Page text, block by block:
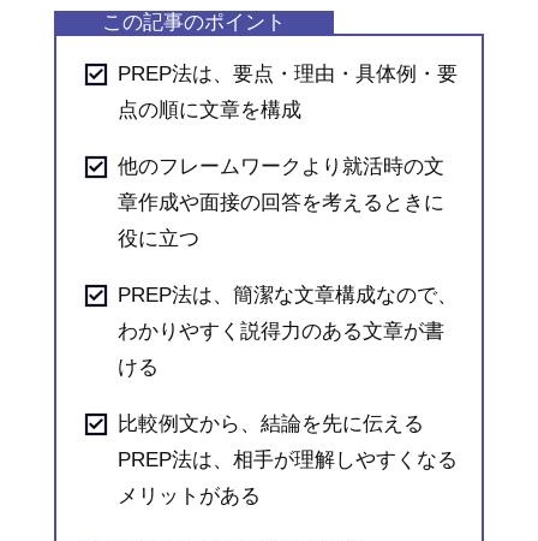
PREP法は、要点・理由・具体例・要
点の順に文章を構成
他のフレームワークより就活時の文
章作成や面接の回答を考えるときに
役に立つ
PREP法は、簡潔な文章構成なので、
わかりやすく説得力のある文章が書
ける
比較例文から、結論を先に伝える
PREP法は、相手が理解しやすくなる
メリットがある